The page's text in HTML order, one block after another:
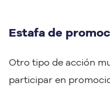
Estafa de
Otro tipo de acción
participar en